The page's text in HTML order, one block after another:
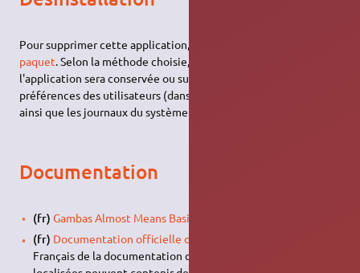
Pour supprimer cette application, il suffit de
paquet. Selon la méthode choisie, la configuration globale de
l'application sera conservée ou supprimée. Les fichiers de
préférences des utilisateurs (dans leurs dossiers personnels)
ainsi que les journaux du système seront toujours conservés.
Documentation
(fr) Gambas Almost Means Basic - Site officiel de Gambas
(fr) Documentation officielle de Gambas
Français de la documentation de Gambas - Les pages